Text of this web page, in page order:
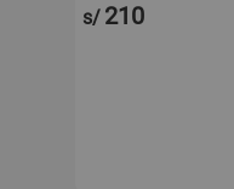
s/ 210